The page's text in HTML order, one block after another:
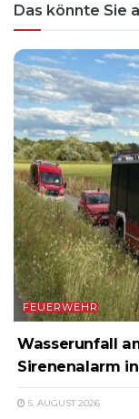
Das könnte Sie
FEUERWEHR
Wasserunfall
Sirenenalarm
5. AUGUST 2026